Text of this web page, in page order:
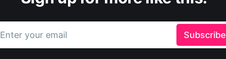
Enter your email Subscribe